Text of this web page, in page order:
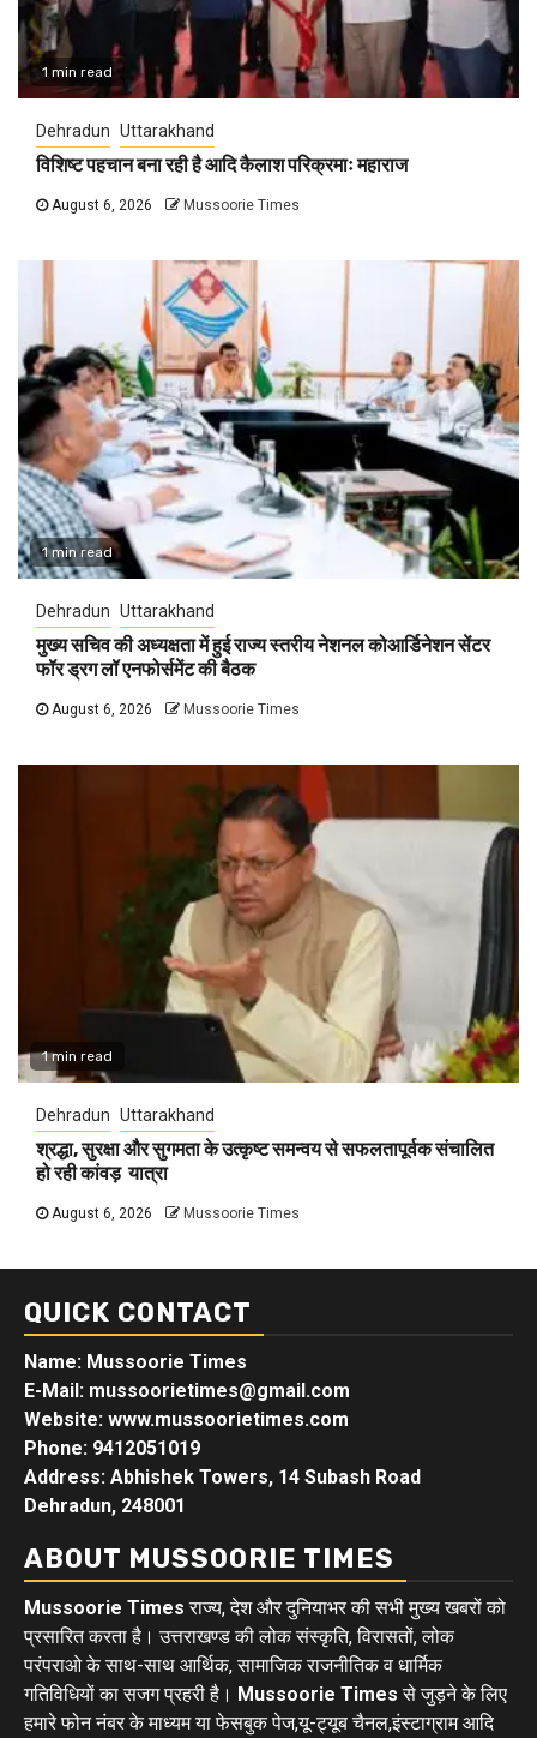
1 min read
Dehradun Uttarakhand
विशिष्ट पहचान बना रही है आदि कैलाश परिक्रमाः महाराज
August 6, 2026 Mussoorie Times
1 min read
Dehradun Uttarakhand
मुख्य सचिव की अध्यक्षता में हुई राज्य स्तरीय नेशनल कोआर्डिनेशन सेंटर
फॉर ड्रग लॉ एनफोर्समेंट की बैठक
August 6, 2026 Mussoorie Times
1 min read
Dehradun Uttarakhand
श्रद्धा, सुरक्षा और सुगमता के उत्कृष्ट समन्वय से सफलतापूर्वक संचालित
हो रही कांवड़ यात्रा
August 6, 2026 Mussoorie Times
QUICK CONTACT
Name: Mussoorie Times
E-Mail: mussoorietimes@gmail.com
Website: www.mussoorietimes.com
Phone: 9412051019
Address: Abhishek Towers, 14 Subash Road
Dehradun, 248001
ABOUT MUSSOORIE TIMES
Mussoorie Times राज्य, देश और दुनियाभर की सभी मुख्य खबरों को
प्रसारित करता है। उत्तराखण्ड की लोक संस्कृति, विरासतों, लोक
परंपराओ के साथ-साथ आर्थिक, सामाजिक राजनीतिक व धार्मिक
गतिविधियों का सजग प्रहरी है। Mussoorie Times से जुड़ने के लिए
हमारे फोन नंबर के माध्यम या फेसबुक पेज,यू-ट्यूब चैनल,इंस्टाग्राम आदि